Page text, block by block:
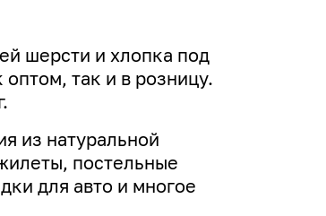
шерсти и хлопка под
так и в розницу.
из натуральной
постельные
для авто и многое